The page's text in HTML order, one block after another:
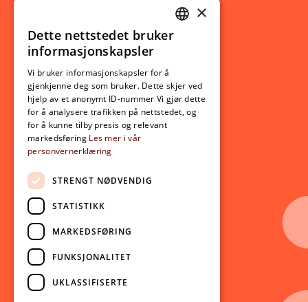
Ny student
Utveksling
Opptak
Lov- og regelverk
Aktuelt
Nyheter
Arrangementer
Nyhetsbrev
Ledige stillinger
Følg oss på sosiale medier:
Facebook
Instagram
Youtube
NORWEGIAN
×
Dette nettstedet bruker
informasjonskapsler
Vi bruker informasjonskapsler for å
gjenkjenne deg som bruker. Dette skjer ved
hjelp av et anonymt ID-nummer Vi gjør dette
for å analysere trafikken på nettstedet, og
for å kunne tilby presis og relevant
markedsføring Les mer i vår
personvernerklæring
STRENGT NØDVENDIG
STATISTIKK
MARKEDSFØRING
FUNKSJONALITET
UKLASSIFISERTE